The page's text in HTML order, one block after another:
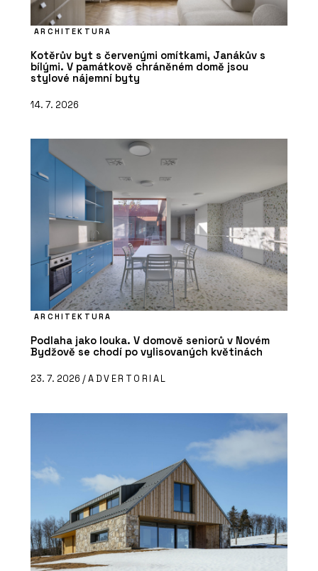
ARCHITEKTURA
Kotěrův byt s červenými omítkami, Janákův s
bílými. V památkově chráněném domě jsou
stylové nájemní byty
14. 7. 2026
ARCHITEKTURA
Podlaha jako louka. V domově seniorů v Novém
Bydžově se chodí po vylisovaných květinách
23. 7. 2026 /ADVERTORIAL